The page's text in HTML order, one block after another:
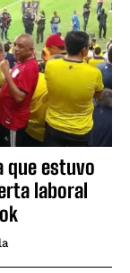
que estuvo
laboral